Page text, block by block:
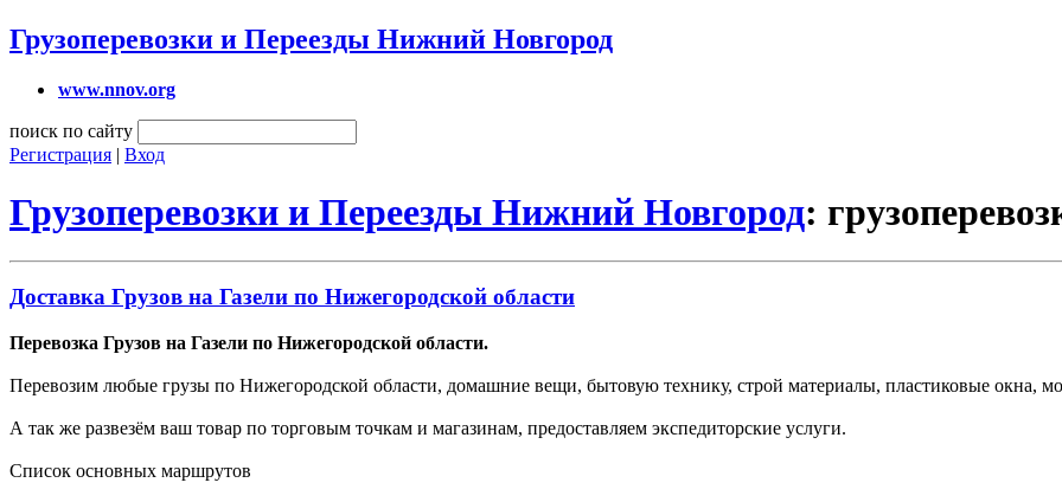
Грузоперевозки и Переезды Нижний Новгород
www.nnov.org
поиск по сайту
Регистрация | Вход
Грузоперевозки и Переезды Нижний Новгород:
Доставка Грузов на Газели по Нижегородской области
Перевозка Грузов на Газели по Нижегородской области.
Перевозим любые грузы по Нижегородской области, домашние вещи, бытовую технику, строй материалы, пластиковые окна,
А так же развезём ваш товар по торговым точкам и магазинам, предоставляем экспедиторские услуги.
Список основных маршрутов